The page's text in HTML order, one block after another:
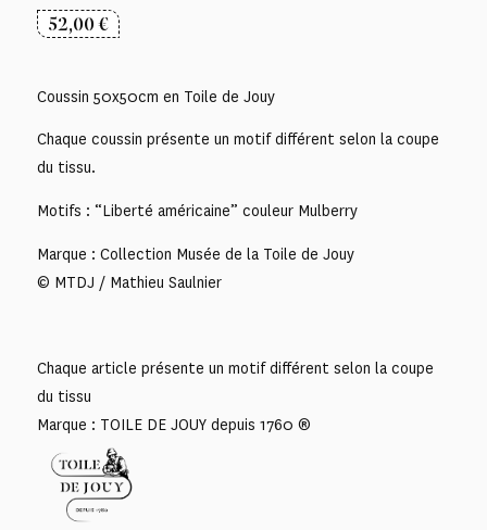
52,00€
Coussin 50x50cm en Toile de Jouy
Chaque coussin présente un motif différent selon la coupe
du tissu.
Motifs : “Liberté américaine” couleur Mulberry
Marque : Collection Musée de la Toile de Jouy
© MTDJ / Mathieu Saulnier
Chaque article présente un motif différent selon la coupe
du tissu
Marque : TOILE DE JOUY depuis 1760 ®